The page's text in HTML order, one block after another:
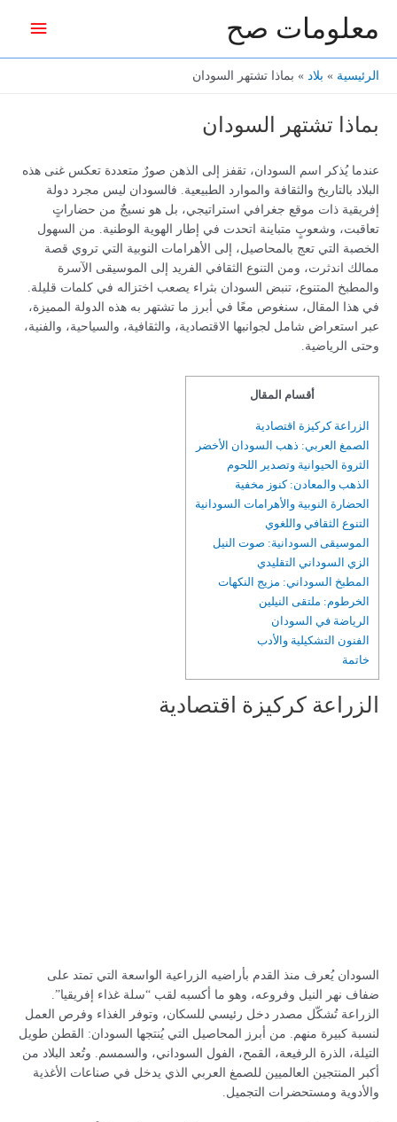
معلومات صح
الرئيسية بلاد بماذا تشتهر السودان
بماذا تشتهر السودان
عندما يُذكر اسم السودان، تقفز إلى الذهن صورٌ متعددة تعكس غنى هذه
البلاد بالتاريخ والثقافة والموارد الطبيعية. فالسودان ليس مجرد دولة
إفريقية ذات موقع جغرافي استراتيجي، بل هو نسيجٌ من حضاراتٍ
تعاقبت، وشعوبٍ متباينة اتحدت في إطار الهوية الوطنية. من السهول
الخصبة التي تعج بالمحاصيل، إلى الأهرامات النوبية التي تروي قصة
ممالك اندثرت، ومن التنوع الثقافي الفريد إلى الموسيقى الآسرة
والمطبخ المتنوع، تنبض السودان بثراء يصعب اختزاله في كلمات قليلة.
في هذا المقال، سنغوص معًا في أبرز ما تشتهر به هذه الدولة المميزة،
عبر استعراض شامل لجوانبها الاقتصادية، والثقافية، والسياحية، والفنية،
وحتى الرياضية.
أقسام المقال
الزراعة كركيزة اقتصادية
الصمغ العربي: ذهب السودان الأخضر
الثروة الحيوانية وتصدير اللحوم
الذهب والمعادن: كنوز مخفية
الحضارة النوبية والأهرامات السودانية
التنوع الثقافي واللغوي
الموسيقى السودانية: صوت النيل
الزي السوداني التقليدي
المطبخ السوداني: مزيج النكهات
الخرطوم: ملتقى النيلين
الرياضة في السودان
الفنون التشكيلية والأدب
خاتمة
الزراعة كركيزة اقتصادية
السودان يُعرف منذ القدم بأراضيه الزراعية الواسعة التي تمتد على
ضفاف نهر النيل وفروعه، وهو ما أكسبه لقب “سلة غذاء إفريقيا”.
الزراعة تُشكّل مصدر دخل رئيسي للسكان، وتوفر الغذاء وفرص العمل
لنسبة كبيرة منهم. من أبرز المحاصيل التي يُنتجها السودان: القطن طويل
التيلة، الذرة الرفيعة، القمح، الفول السوداني، والسمسم. وتُعد البلاد من
أكبر المنتجين العالميين للصمغ العربي الذي يدخل في صناعات الأغذية
والأدوية ومستحضرات التجميل.